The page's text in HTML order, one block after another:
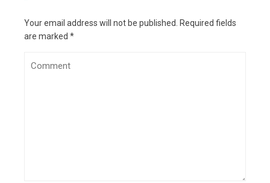
Your email address will not be published.
Required fields
are marked *